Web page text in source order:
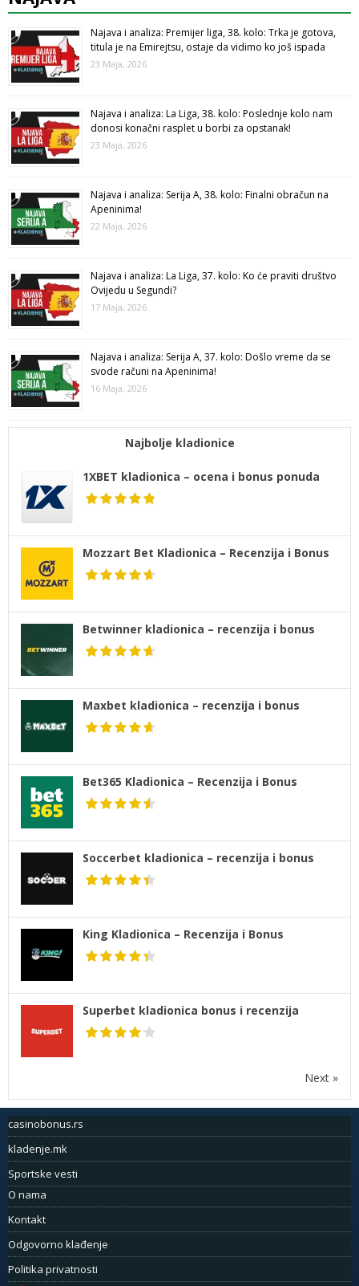
Najava i analiza: Premijer liga, 38. kolo: Trka je gotova,
titula je na Emirejtsu, ostaje da vidimo ko još ispada
23 Maja, 2026
Najava i analiza: La Liga, 38. kolo: Poslednje kolo nam
donosi konačni rasplet u borbi za opstanak!
23 Maja, 2026
Najava i analiza: Serija A, 38. kolo: Finalni obračun na
Apeninima!
22 Maja, 2026
Najava i analiza: La Liga, 37. kolo: Ko će praviti društvo
Ovijedu u Segundi?
17 Maja, 2026
Najava i analiza: Serija A, 37. kolo: Došlo vreme da se
svode računi na Apeninima!
16 Maja, 2026
Najbolje kladionice
1XBET kladionica – ocena i bonus ponuda
Mozzart Bet Kladionica – Recenzija i Bonus
Betwinner kladionica – recenzija i bonus
Maxbet kladionica – recenzija i bonus
Bet365 Kladionica – Recenzija i Bonus
Soccerbet kladionica – recenzija i bonus
King Kladionica – Recenzija i Bonus
Superbet kladionica bonus i recenzija
Next »
casinobonus.rs
kladenje.mk
Sportske vesti
O nama
Kontakt
Odgovorno klađenje
Politika privatnosti